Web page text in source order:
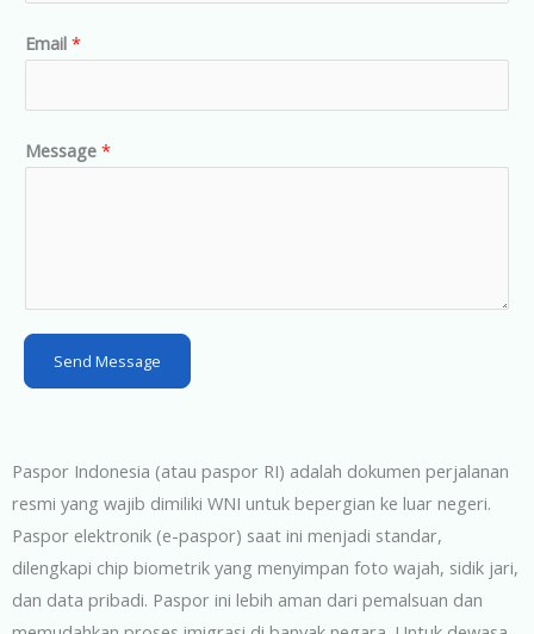
i
e
d
e
s
+
Email *
Message *
Send Message
Paspor Indonesia (atau paspor RI) adalah dokumen perjalanan
resmi yang wajib dimiliki WNI untuk bepergian ke luar negeri.
Paspor elektronik (e-paspor) saat ini menjadi standar,
dilengkapi chip biometrik yang menyimpan foto wajah, sidik jari,
dan data pribadi. Paspor ini lebih aman dari pemalsuan dan